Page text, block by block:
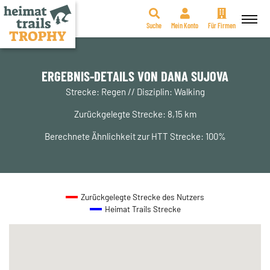
Zum
Suche Mein Konto Für Firmen
ERGEBNIS-DETAILS VON DANA SUJOVA
Strecke: Regen // Disziplin: Walking
Zurückgelegte Strecke: 8,15 km
Berechnete Ähnlichkeit zur HTT Strecke: 100%
Zurückgelegte Strecke des Nutzers
Heimat Trails Strecke